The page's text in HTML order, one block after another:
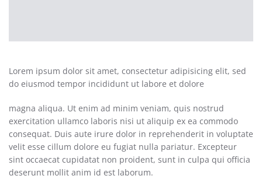
Lorem ipsum dolor sit amet, consectetur adipisicing elit, sed
do eiusmod tempor incididunt ut labore et dolore
magna aliqua. Ut enim ad minim veniam, quis nostrud
exercitation ullamco laboris nisi ut aliquip ex ea commodo
consequat. Duis aute irure dolor in reprehenderit in voluptate
velit esse cillum dolore eu fugiat nulla pariatur. Excepteur
sint occaecat cupidatat non proident, sunt in culpa qui officia
deserunt mollit anim id est laborum.